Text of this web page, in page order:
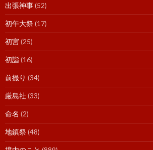
出張神事(52)
初午大祭(17)
初宮(25)
初詣(16)
前撮り (34)
厳島社 (33)
命名 (2)
地鎮祭(48)